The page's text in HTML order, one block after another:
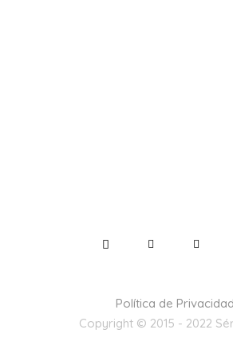
Política de
Copyright © 2015 - 2022